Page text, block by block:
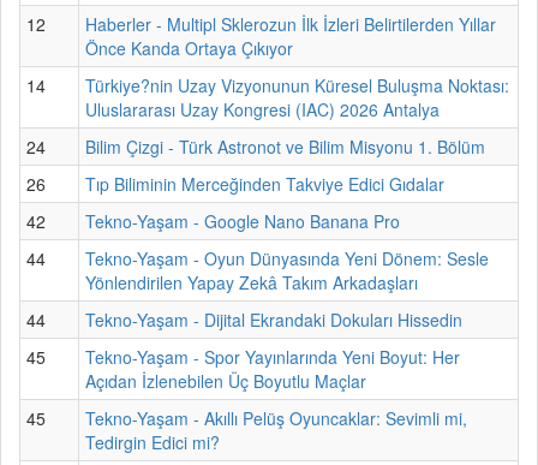
12
Haberler - Multipl Sklerozun İlk İzleri Belirtilerden Yıllar
Önce Kanda Ortaya Çıkıyor
14
Türkiye?nin Uzay Vizyonunun Küresel Buluşma Noktası:
Uluslararası Uzay Kongresi (IAC) 2026 Antalya
24
Bilim Çizgi - Türk Astronot ve Bilim Misyonu 1. Bölüm
26
Tıp Biliminin Merceğinden Takviye Edici Gıdalar
42
Tekno-Yaşam - Google Nano Banana Pro
44
Tekno-Yaşam - Oyun Dünyasında Yeni Dönem: Sesle
Yönlendirilen Yapay Zekâ Takım Arkadaşları
44
Tekno-Yaşam - Dijital Ekrandaki Dokuları Hissedin
45
Tekno-Yaşam - Spor Yayınlarında Yeni Boyut: Her
Açıdan İzlenebilen Üç Boyutlu Maçlar
45
Tekno-Yaşam - Akıllı Pelüş Oyuncaklar: Sevimli mi,
Tedirgin Edici mi?